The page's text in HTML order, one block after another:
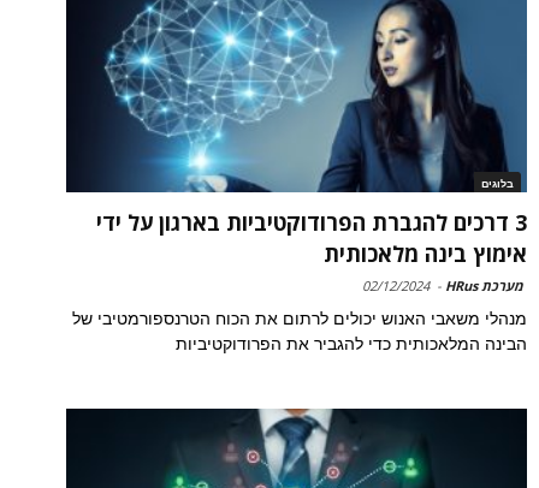
בלוגים
3 דרכים להגברת הפרודוקטיביות בארגון על ידי
אימוץ בינה מלאכותית
מערכת HRus -
02/12/2024
מנהלי משאבי האנוש יכולים לרתום את הכוח הטרנספורמטיבי של
הבינה המלאכותית כדי להגביר את הפרודוקטיביות